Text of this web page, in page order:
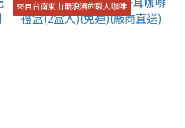
來自台南東山最浪漫的職人咖啡